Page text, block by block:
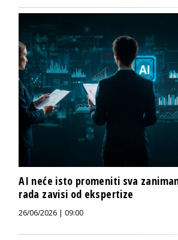
AI neće isto promeniti sva
rada zavisi od ekspertize
26/06/2026 | 09:00